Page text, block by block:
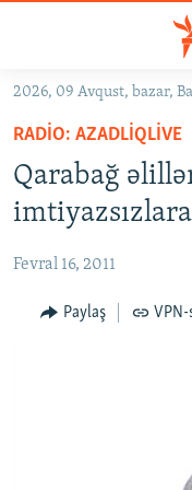
Əsas
qayıt
Əsas
naviqasiyaya
qayıt
Axtarışa
GÜNDƏM
#İZAHLA
KORRUPSIOMETR
#ƏSLINDƏ
FƏRQƏ BAX
QANUNI DOĞRU
2026, 09 Avqust, bazar,
RADIO: AZADLIQLIVE
Qarabağ
Fevral 16, 2011
Paylaş